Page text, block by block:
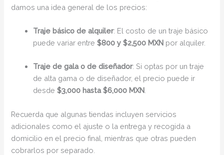
damos una idea general de los precios:
Traje básico de alquiler: El costo de un traje básico
puede variar entre$800 y $2,500 MXN por alquiler.
Traje de gala o de diseñador: Si optas por un traje
de alta gama o de diseñador, el precio puede ir
desde$3,000 hasta $6,000 MXN
Recuerda que algunas tiendas incluyen servicios
adicionales como el ajuste o la entrega y recogida a
domicilio en el precio final, mientras que otras pueden
cobrarlos por separado.